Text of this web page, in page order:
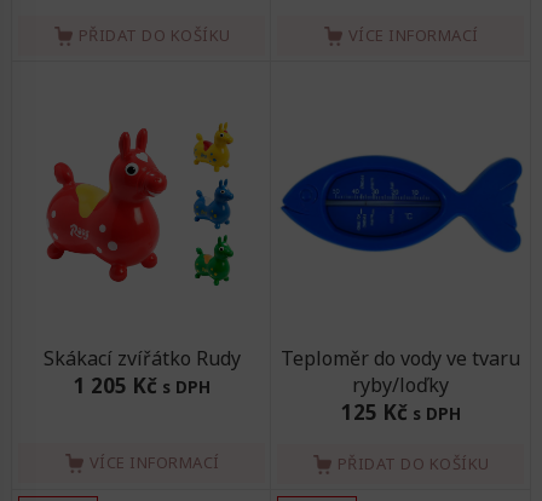
PŘIDAT DO KOŠÍKU VÍCE INFORMACÍ
Skákací zvířátko Rudy
1 205 Kč s DPH
VÍCE INFORMACÍ
Teploměr do vody ve tvaru
ryby/loďky
125 Kč s DPH
PŘIDAT DO KOŠÍKU